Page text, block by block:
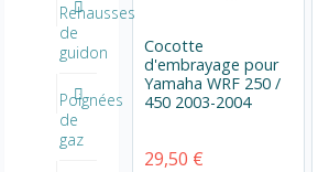
Cocotte
d'embrayage pour
Yamaha WRF 250 /
450 2003-2004
29,50 €
Rehausses
de
guidon
Poignées
de
gaz